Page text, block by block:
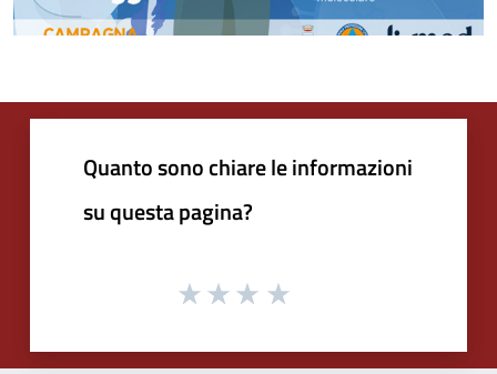
Quanto sono chiare le informazioni
su questa pagina?